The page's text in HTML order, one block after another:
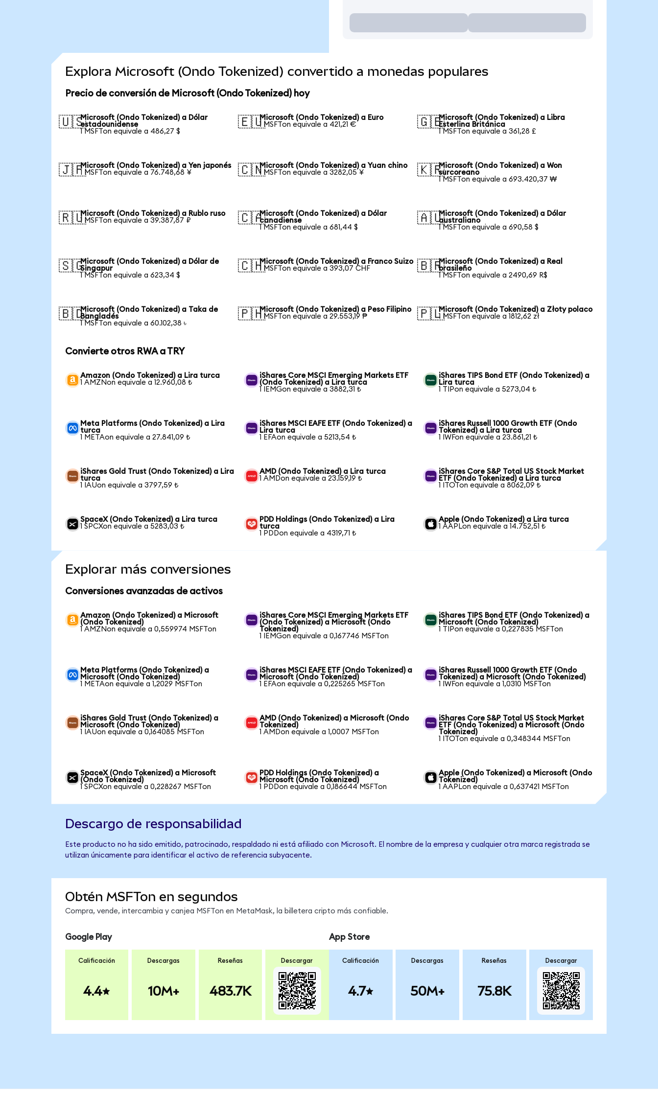
Explora Microsoft (Ondo Tokenized) convertido a monedas populares
Precio de conversión de Microsoft (Ondo Tokenized) hoy
🇺🇸Microsoft (Ondo Tokenized) a Dólar
estadounidense
1 MSFTon equivale a 486,27 $
🇪🇺Microsoft (Ondo Tokenized) a Euro
1 MSFTon equivale a 421,21 €
🇬🇧Microsoft (Ondo Tokenized) a Libra
Esterlina Británica
1 MSFTon equivale a 361,28 £
🇯🇵Microsoft (Ondo Tokenized) a Yen japonés
1 MSFTon equivale a 76.748,68 ¥
🇨🇳Microsoft (Ondo Tokenized) a Yuan chino
1 MSFTon equivale a 3282,05 ¥
🇰🇷Microsoft (Ondo Tokenized) a Won
surcoreano
1 MSFTon equivale a 693.420,37 ₩
🇷🇺Microsoft (Ondo Tokenized) a Rublo ruso
1 MSFTon equivale a 39.387,87 ₽
🇨🇦Microsoft (Ondo Tokenized) a Dólar
canadiense
1 MSFTon equivale a 681,44 $
🇦🇺Microsoft (Ondo Tokenized) a Dólar
australiano
1 MSFTon equivale a 690,58 $
🇸🇬Microsoft (Ondo Tokenized) a Dólar de
Singapur
1 MSFTon equivale a 623,34 $
🇨🇭Microsoft (Ondo Tokenized) a Franco Suizo
1 MSFTon equivale a 393,07 CHF
🇧🇷Microsoft (Ondo Tokenized) a Real
brasileño
1 MSFTon equivale a 2490,69 R$
🇧🇩Microsoft (Ondo Tokenized) a Taka de
Bangladés
1 MSFTon equivale a 60.102,38 ৳
🇵🇭Microsoft (Ondo Tokenized) a Peso Filipino
1 MSFTon equivale a 29.553,19 ₱
🇵🇱Microsoft (Ondo Tokenized) a Złoty polaco
1 MSFTon equivale a 1812,62 zł
Convierte otros RWA a TRY
Amazon (Ondo Tokenized) a Lira turca
1 AMZNon equivale a 12.960,08 ₺
iShares Core MSCI Emerging Markets ETF
(Ondo Tokenized) a Lira turca
1 IEMGon equivale a 3882,31 ₺
iShares TIPS Bond ETF (Ondo Tokenized) a
Lira turca
1 TIPon equivale a 5273,04 ₺
Meta Platforms (Ondo Tokenized) a Lira
turca
1 METAon equivale a 27.841,09 ₺
iShares MSCI EAFE ETF (Ondo Tokenized) a
Lira turca
1 EFAon equivale a 5213,54 ₺
iShares Russell 1000 Growth ETF (Ondo
Tokenized) a Lira turca
1 IWFon equivale a 23.861,21 ₺
iShares Gold Trust (Ondo Tokenized) a Lira
turca
1 IAUon equivale a 3797,59 ₺
AMD (Ondo Tokenized) a Lira turca
1 AMDon equivale a 23.159,19 ₺
iShares Core S&P Total US Stock Market
ETF (Ondo Tokenized) a Lira turca
1 ITOTon equivale a 8062,09 ₺
SpaceX (Ondo Tokenized) a Lira turca
1 SPCXon equivale a 5283,03 ₺
PDD Holdings (Ondo Tokenized) a Lira
turca
1 PDDon equivale a 4319,71 ₺
Apple (Ondo Tokenized) a Lira turca
1 AAPLon equivale a 14.752,51 ₺
Explorar más conversiones
Conversiones avanzadas de activos
Amazon (Ondo Tokenized) a Microsoft
(Ondo Tokenized)
1 AMZNon equivale a 0,559974 MSFTon
iShares Core MSCI Emerging Markets ETF
(Ondo Tokenized) a Microsoft (Ondo
Tokenized)
1 IEMGon equivale a 0,167746 MSFTon
iShares TIPS Bond ETF (Ondo Tokenized) a
Microsoft (Ondo Tokenized)
1 TIPon equivale a 0,227835 MSFTon
Meta Platforms (Ondo Tokenized) a
Microsoft (Ondo Tokenized)
1 METAon equivale a 1,2029 MSFTon
iShares MSCI EAFE ETF (Ondo Tokenized) a
Microsoft (Ondo Tokenized)
1 EFAon equivale a 0,225265 MSFTon
iShares Russell 1000 Growth ETF (Ondo
Tokenized) a Microsoft (Ondo Tokenized)
1 IWFon equivale a 1,0310 MSFTon
iShares Gold Trust (Ondo Tokenized) a
Microsoft (Ondo Tokenized)
1 IAUon equivale a 0,164085 MSFTon
AMD (Ondo Tokenized) a Microsoft (Ondo
Tokenized)
1 AMDon equivale a 1,0007 MSFTon
iShares Core S&P Total US Stock Market
ETF (Ondo Tokenized) a Microsoft (Ondo
Tokenized)
1 ITOTon equivale a 0,348344 MSFTon
SpaceX (Ondo Tokenized) a Microsoft
(Ondo Tokenized)
1 SPCXon equivale a 0,228267 MSFTon
PDD Holdings (Ondo Tokenized) a
Microsoft (Ondo Tokenized)
1 PDDon equivale a 0,186644 MSFTon
Apple (Ondo Tokenized) a Microsoft (Ondo
Tokenized)
1 AAPLon equivale a 0,637421 MSFTon
Descargo de responsabilidad
Este producto no ha sido emitido, patrocinado, respaldado ni está afiliado con Microsoft. El nombre de la empresa y cualquier otra marca registrada se
utilizan únicamente para identificar el activo de referencia subyacente.
Obtén MSFTon en segundos
Compra, vende, intercambia y canjea MSFTon en MetaMask, la billetera cripto más confiable.
Google Play
Calificación
4.4
Descargas
10M+
Reseñas
483.7K
Descargar
App Store
Calificación
4.7
Descargas
50M+
Reseñas
75.8K
Descargar